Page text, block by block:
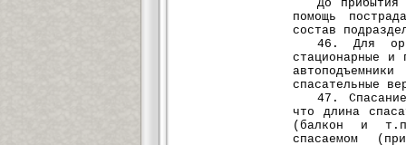
До прибытия
помощь
состав
46. Для
стационарные и
спасательные
47.
что длина
(балкон и
спасаемом